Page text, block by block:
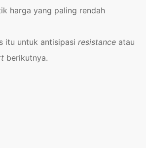
harga yang paling rendah
itu untuk antisipasi resistance atau
berikutnya.